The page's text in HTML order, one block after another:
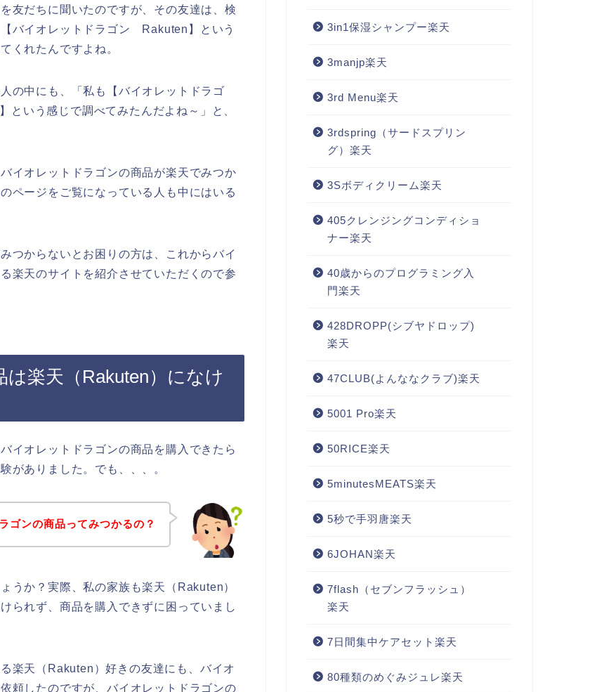
友だちに聞いたのですが、その友達は、検
バイオレットドラゴン Rakuten】という
くれたんですよね。
の中にも、「私も【バイオレットドラゴ
いう感じで調べてみたんだよね～」と、
イオレットドラゴンの商品が楽天でみつか
ページをご覧になっている人も中にはいる
つからないとお困りの方は、これからバイ
楽天のサイトを紹介させていただくので参
楽天（Rakuten）になけ
イオレットドラゴンの商品を購入できたら
がありました。でも、、、。
ゴンの商品ってみつかるの？
うか？実際、私の家族も楽天（Rakuten）
られず、商品を購入できずに困っていまし
楽天（Rakuten）好きの友達にも、バイオ
頼したのですが、バイオレットドラゴンの
3in1保湿シャンプー楽天
3manjp楽天
3rd Menu楽天
3rdspring（サードスプリン
グ）楽天
3Sボディクリーム楽天
405クレンジングコンディショ
ナー楽天
40歳からのプログラミング入
門楽天
428DROPP(シブヤドロップ)
楽天
47CLUB(よんななクラブ)楽天
5001 Pro楽天
50RICE楽天
5minutesMEATS楽天
5秒で手羽唐楽天
6JOHAN楽天
7flash（セブンフラッシュ）
楽天
7日間集中ケアセット楽天
80種類のめぐみジュレ楽天